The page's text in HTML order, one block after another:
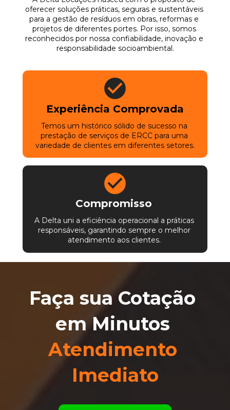
oferecer soluções práticas, seguras e sustentáveis
para a gestão de resíduos em obras, reformas e
projetos de diferentes portes. Por isso, somos
reconhecidos por nossa confiabilidade, inovação e
responsabilidade socioambiental.
Experiência Comprovada
Temos um histórico sólido de sucesso na
prestação de serviços de ERCC para uma
variedade de clientes em diferentes setores.
Compromisso
A Delta uni a eficiência operacional a práticas
responsáveis, garantindo sempre o melhor
atendimento aos clientes.
Faça sua Cotação
em Minutos
Atendimento
Imediato